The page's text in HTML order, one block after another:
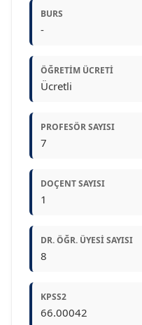
BURS
-
ÖĞRETIM ÜCRETI
Ücretli
PROFESÖR SAYISI
7
DOÇENT SAYISI
1
DR. ÖĞR. ÜYESI SAYISI
8
KPSS2
66.00042